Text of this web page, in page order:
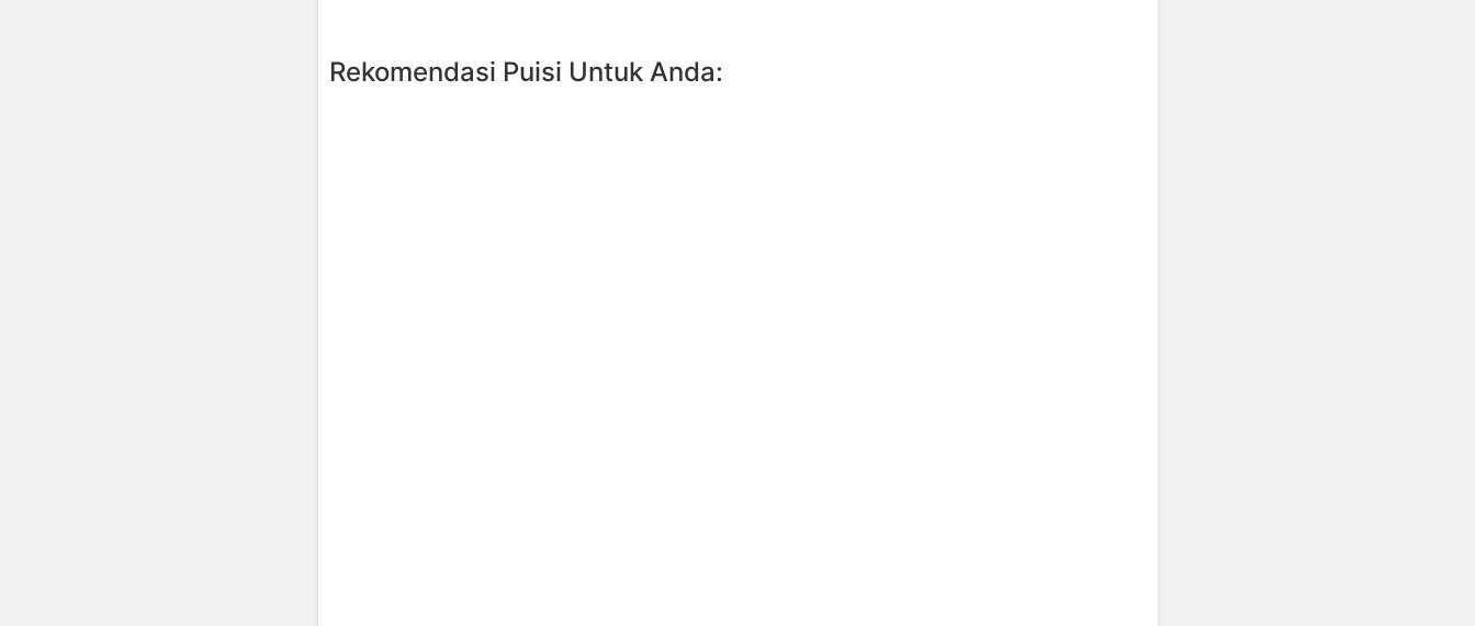
Rekomendasi Puisi Untuk Anda: